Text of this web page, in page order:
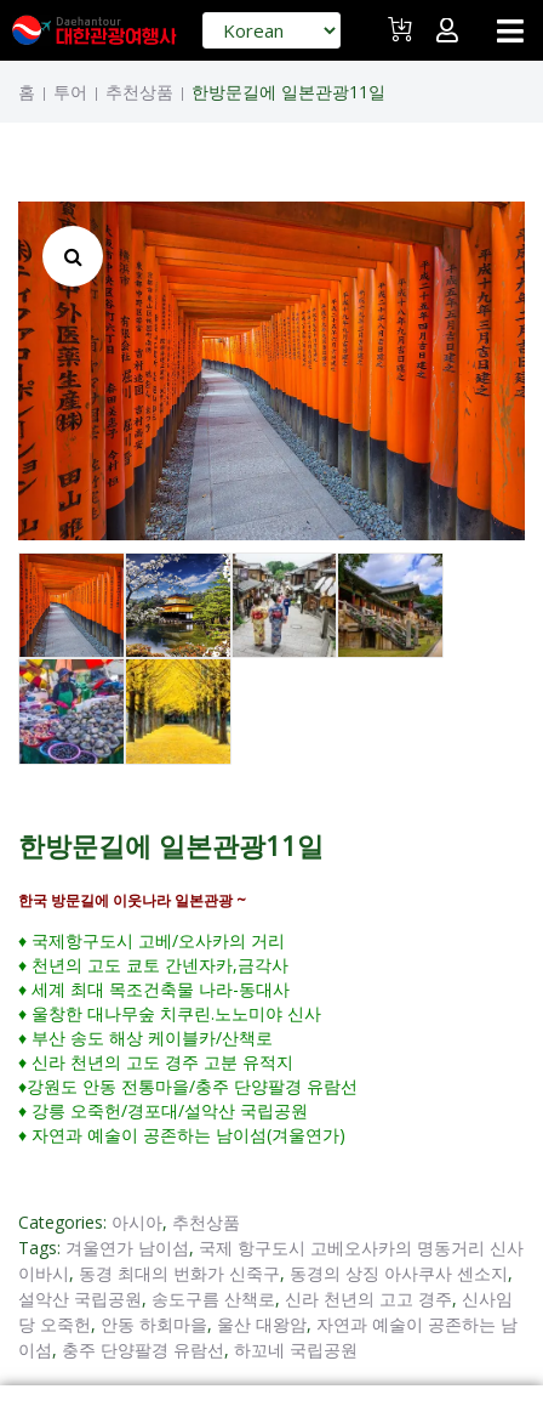
홈 | 투어 | 추천상품 | 한방문길에 일본관광11일
한방문길에 일본관광11일
한국 방문길에 이웃나라 일본관광 ~
♦ 국제항구도시 고베/오사카의 거리
♦ 천년의 고도 쿄토 간넨자카,금각사
♦ 세계 최대 목조건축물 나라-동대사
♦ 울창한 대나무숲 치쿠린.노노미야 신사
♦ 부산 송도 해상 케이블카/산책로
♦ 신라 천년의 고도 경주 고분 유적지
♦강원도 안동 전통마을/충주 단양팔경 유람선
♦ 강릉 오죽헌/경포대/설악산 국립공원
♦ 자연과 예술이 공존하는 남이섬(겨울연가)
Categories: 아시아, 추천상품
Tags: 겨울연가 남이섬, 국제 항구도시 고베오사카의 명동거리 신사
이바시, 동경 최대의 번화가 신죽구, 동경의 상징 아사쿠사 센소지,
설악산 국립공원, 송도구름 산책로, 신라 천년의 고고 경주, 신사임
당 오죽헌, 안동 하회마을, 울산 대왕암, 자연과 예술이 공존하는 남
이섬, 충주 단양팔경 유람선, 하꼬네 국립공원